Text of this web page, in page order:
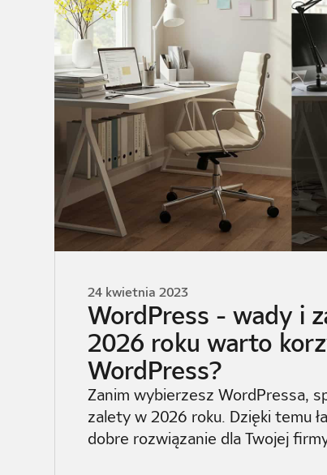
24 kwietnia 2023
WordPress - wady i
2026 roku warto
WordPress?
Zanim wybierzesz WordPressa,
zalety w 2026 roku. Dzięki temu
dobre rozwiązanie dla Twojej